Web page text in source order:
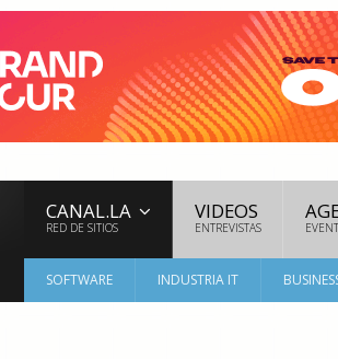
CANAL.LA
RED DE SITIOS
VIDEOS
ENTREVISTAS
SOFTWARE INDUSTRIA IT